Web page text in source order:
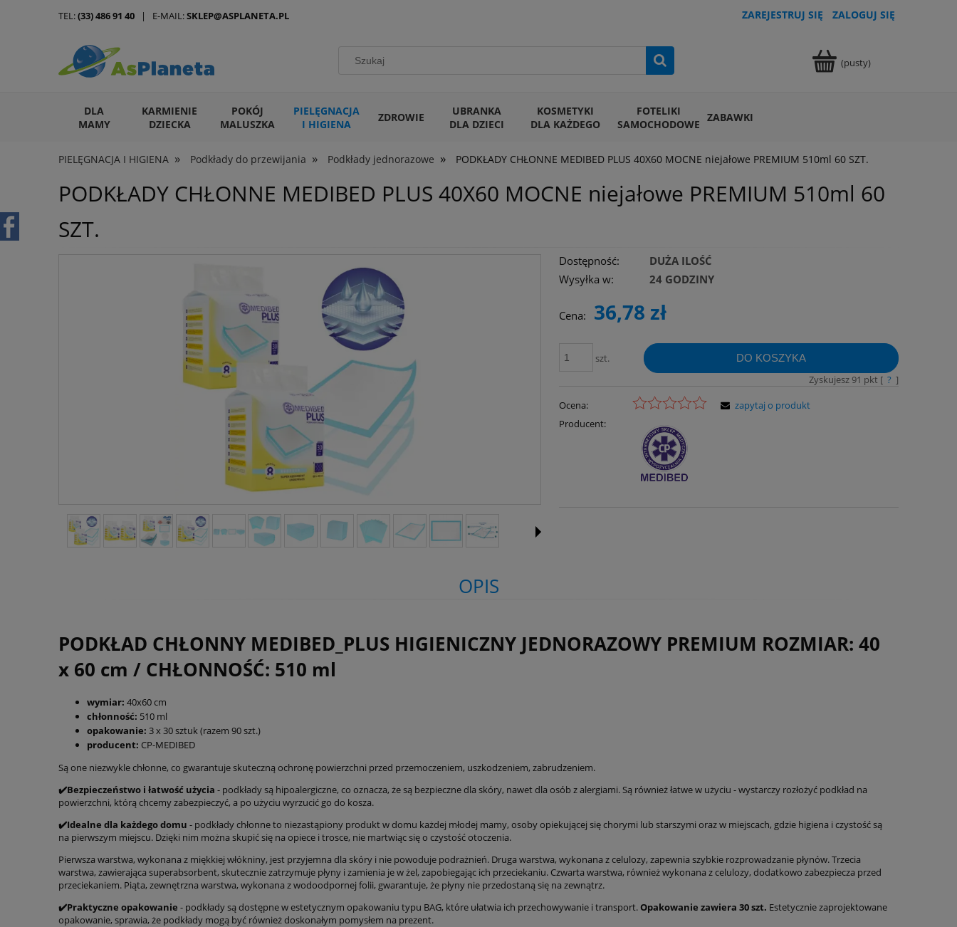
ZAREJESTRUJ SIĘ ZALOGUJ SIĘ
(pusty)
DLA
MAMY
KARMIENIE
DZIECKA
POKÓJ
MALUSZKA
PIELĘGNACJA
I HIGIENA
ZDROWIE
UBRANKA
DLA DZIECI
KOSMETYKI
DLA KAŻDEGO
FOTELIKI
SAMOCHODOWE ZABAWKI
ARTYKUŁY DLA ZWIERZĄT
PIELĘGNACJA I HIGIENA » Podkłady do przewijania » Podkłady jednorazowe » PODKŁADY CHŁONNE MEDIBED PLUS 40X60 MOCNE niejałowe PREMIUM 510ml 60 SZT.
TEL:(33) 486 91 40 | E-MAIL:SKLEP@ASPLANETA.PL
PODKŁADY CHŁONNE MEDIBED PLUS 40X60 MOCNE niejałowe PREMIUM 510ml 60
SZT.
Dostępność:
DUŻA ILOŚĆ
Wysyłka w:
24 GODZINY
Cena: 36,78 zł
szt. DO KOSZYKA
Zyskujesz 91 pkt [ ? ]
Ocena:
Producent:
zapytaj o produkt
OPIS
PODKŁAD CHŁONNY MEDIBED_PLUS HIGIENICZNY JEDNORAZOWY PREMIUM ROZMIAR: 40
x 60 cm / CHŁONNOŚĆ: 510 ml
wymiar: 40x60 cm
chłonność: 510 ml
opakowanie: 3 x 30 sztuk (razem 90 szt.)
producent: CP-MEDIBED
Są one niezwykle chłonne, co gwarantuje skuteczną ochronę powierzchni przed przemoczeniem, uszkodzeniem, zabrudzeniem.
✔️Bezpieczeństwo i łatwość użycia - podkłady są hipoalergiczne, co oznacza, że są bezpieczne dla skóry, nawet dla osób z alergiami. Są również łatwe w użyciu - wystarczy rozłożyć podkład na
powierzchni, którą chcemy zabezpieczyć, a po użyciu wyrzucić go do kosza.
✔️Idealne dla każdego domu - podkłady chłonne to niezastąpiony produkt w domu każdej młodej mamy, osoby opiekującej się chorymi lub starszymi oraz w miejscach, gdzie higiena i czystość są
na pierwszym miejscu. Dzięki nim można skupić się na opiece i trosce, nie martwiąc się o czystość otoczenia.
Pierwsza warstwa, wykonana z miękkiej włókniny, jest przyjemna dla skóry i nie powoduje podrażnień. Druga warstwa, wykonana z celulozy, zapewnia szybkie rozprowadzanie płynów. Trzecia
warstwa, zawierająca superabsorbent, skutecznie zatrzymuje płyny i zamienia je w żel, zapobiegając ich przeciekaniu. Czwarta warstwa, również wykonana z celulozy, dodatkowo zabezpiecza przed
przeciekaniem. Piąta, zewnętrzna warstwa, wykonana z wodoodpornej folii, gwarantuje, że płyny nie przedostaną się na zewnątrz.
✔️Praktyczne opakowanie - podkłady są dostępne w estetycznym opakowaniu typu BAG, które ułatwia ich przechowywanie i transport.Opakowanie zawiera 30 szt. Estetycznie zaprojektowane
opakowanie, sprawia, że podkłady mogą być również doskonałym pomysłem na prezent.